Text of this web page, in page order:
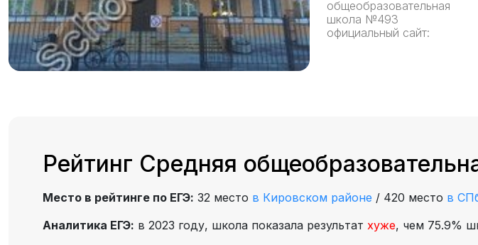
общеобразовательная
школа №493
официальный сайт:
Рейтинг Средняя
Место в рейтинге по ЕГЭ: 32 место в Кировском районе / 420 место в
Аналитика ЕГЭ: в 2023 году, школа показала результат хуже, чем 75.9%